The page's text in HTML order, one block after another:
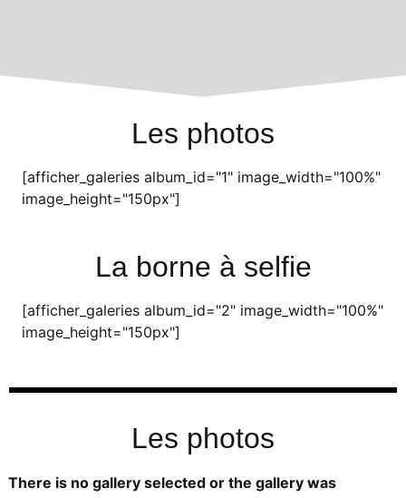
Les photos
[afficher_galeries album_id="1" image_width="100%"
image_height="150px"]
La borne à selfie
[afficher_galeries album_id="2" image_width="100%"
image_height="150px"]
Les photos
There is no gallery selected or the gallery was